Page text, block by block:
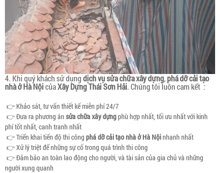
4. Khi quý khách sử dụngdịch vụ sửa chữa xây dựng,phá dỡ cải tạo
nhà ở Hà NộicủaXây Dựng Thái Sơn Hải. Chúng tôi luôn cam kết :
👉 Khảo sát, tư vấn thiết kế miễn phí 24/7
👉 Đưa ra phương án sửa chữa xây dựngphù hợp nhất, tối ưu nhất với kinh
phí tốt nhất, canh tranh nhất
👉 Triển khai tiến độ thi công phá dỡ cải tạo nhà ở Hà Nộinhanh nhất
👉 Xử lý triệt để những sự cố trong quá trình thi công
👉 Đảm bảo an toàn lao động cho người, và tài sản của gia chủ và những
người xung quanh